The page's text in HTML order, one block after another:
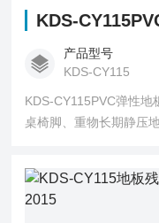
KDS-CY115PVC弹性
产品型号
KDS-CY115
KDS-CY115PVC弹性
桌椅脚、重物长期静压
弹、抗压痕性能越好。
度厚度测量，对比加压